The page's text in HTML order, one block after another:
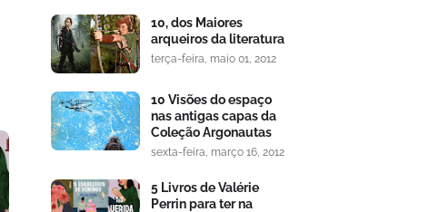
10, dos Maiores
arqueiros da literatura
terça-feira, maio 01, 2012
10 Visões do espaço
nas antigas capas da
Coleção Argonautas
sexta-feira, março 16, 2012
5 Livros de Valérie
Perrin para ter na